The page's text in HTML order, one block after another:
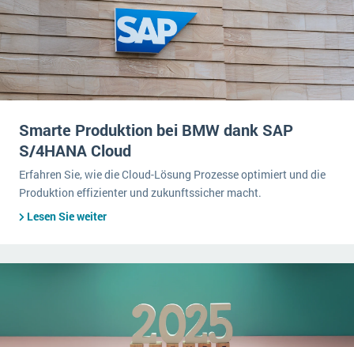
Smarte Produktion bei BMW dank SAP
S/4HANA Cloud
Erfahren Sie, wie die Cloud-Lösung Prozesse optimiert und die
Produktion effizienter und zukunftssicher macht.
Lesen Sie weiter